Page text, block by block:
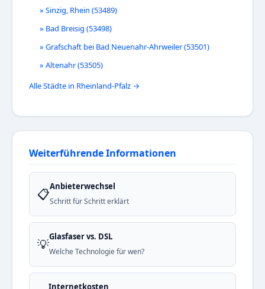
» Sinzig, Rhein (53489)
» Bad Breisig (53498)
» Grafschaft bei Bad Neuenahr-Ahrweiler (53501)
» Altenahr (53505)
Alle Städte in Rheinland-Pfalz →
Weiterführende Informationen
📋Anbieterwechsel
Schritt für Schritt erklärt
💡Glasfaser vs. DSL
Welche Technologie für wen?
Internetkosten